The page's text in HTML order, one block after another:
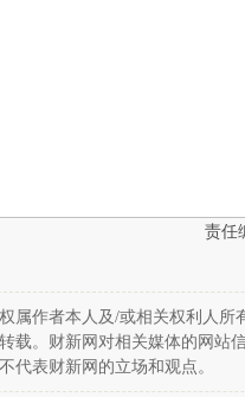
责任
属作者本人及/或相关权利人所
载。财新网对相关媒体的网站
代表财新网的立场和观点。